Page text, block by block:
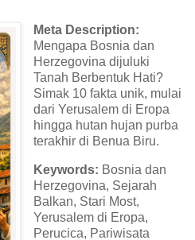
Meta Description:
Mengapa Bosnia dan
Herzegovina dijuluki
Tanah Berbentuk Hati?
Simak 10 fakta unik, mulai
dari Yerusalem di Eropa
hingga hutan hujan purba
terakhir di Benua Biru.
Keywords: Bosnia dan
Herzegovina, Sejarah
Balkan, Stari Most,
Yerusalem di Eropa,
Perucica, Pariwisata